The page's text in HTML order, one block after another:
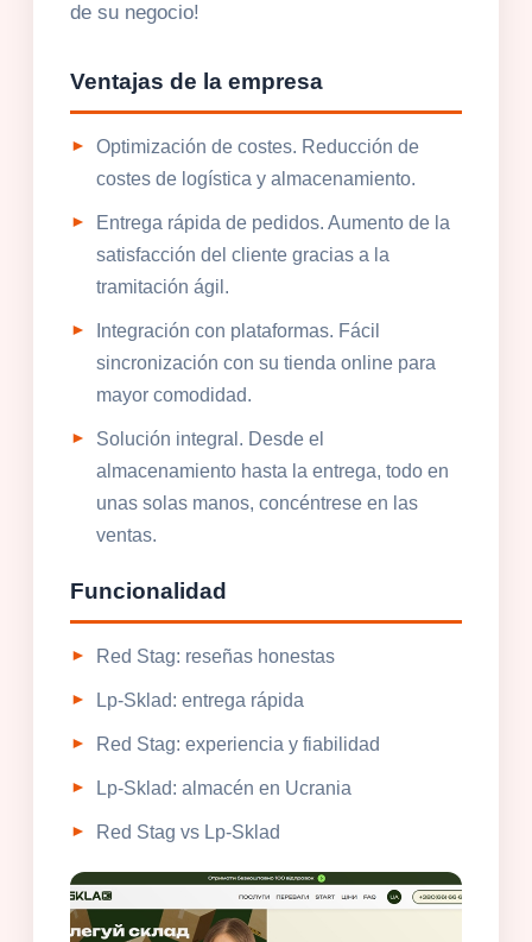
de su negocio!
Ventajas de la empresa
Optimización de costes. Reducción de
costes de logística y almacenamiento.
Entrega rápida de pedidos. Aumento de la
satisfacción del cliente gracias a la
tramitación ágil.
Integración con plataformas. Fácil
sincronización con su tienda online para
mayor comodidad.
Solución integral. Desde el
almacenamiento hasta la entrega, todo en
unas solas manos, concéntrese en las
ventas.
Funcionalidad
Red Stag: reseñas honestas
Lp-Sklad: entrega rápida
Red Stag: experiencia y fiabilidad
Lp-Sklad: almacén en Ucrania
Red Stag vs Lp-Sklad